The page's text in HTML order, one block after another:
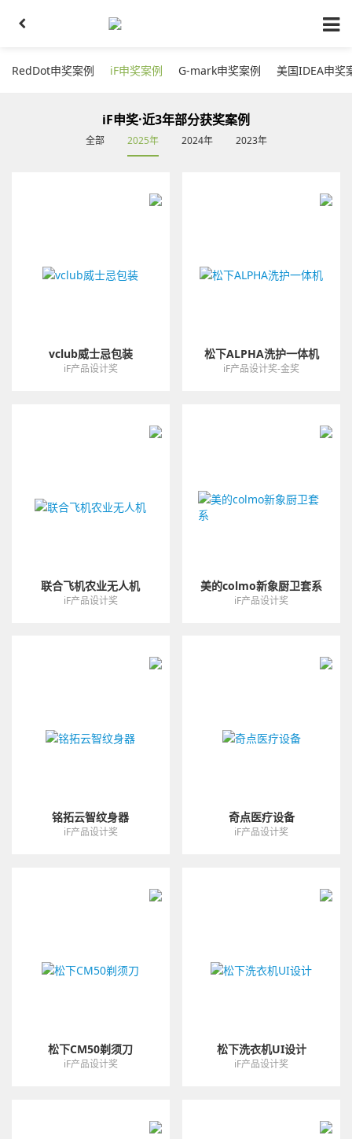
RedDot申奖案例 iF申奖案例 G-mark申奖案例 美国IDEA申奖
iF申奖·近3年部分获奖案例
全部 2025年 2024年 2023年
vclub威士忌包装
iF产品设计奖
松下ALPHA洗护一体机
iF产品设计奖-金奖
联合飞机农业无人机
iF产品设计奖
美的colmo新象厨卫套系
iF产品设计奖
铭拓云智纹身器
iF产品设计奖
奇点医疗设备
iF产品设计奖
松下CM50剃须刀
iF产品设计奖
松下洗衣机UI设计
iF产品设计奖